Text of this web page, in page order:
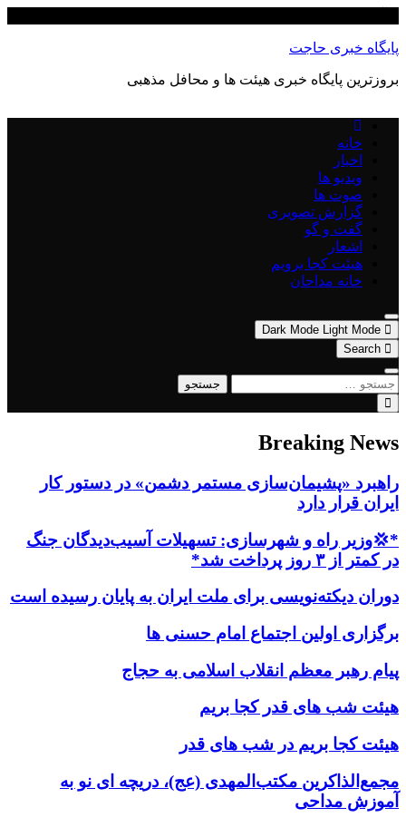
content
پایگاه خبری حاجت
بروزترین پایگاه‌ خبری هیئت ها و محافل مذهبی
خانه
اخبار
ویدیو ها
صوت ها
گزارش تصویری
گفت و گو
اشعار
هیئت کجا برویم
خانه مداحان
Dark Mode Light Mode
Search
جستجو
برای:
Breaking News
راهبرد «پشیمان‌سازی مستمر دشمن» در دستور کار
ایران قرار دارد
*💢وزیر راه و شهرسازی: تسهیلات آسیب‌دیدگان جنگ
در کمتر از ۳ روز پرداخت شد*
دوران دیکته‌نویسی برای ملت ایران به پایان رسیده است
برگزاری اولین اجتماع امام حسنی ها
پیام رهبر معظم انقلاب اسلامی به حجاج
هیئت شب های قدر کجا بریم
هیئت کجا بریم در شب های قدر
مجمع‌الذاکرین مکتب‌المهدی (عج)، دریچه ای نو به
آموزش مداحی